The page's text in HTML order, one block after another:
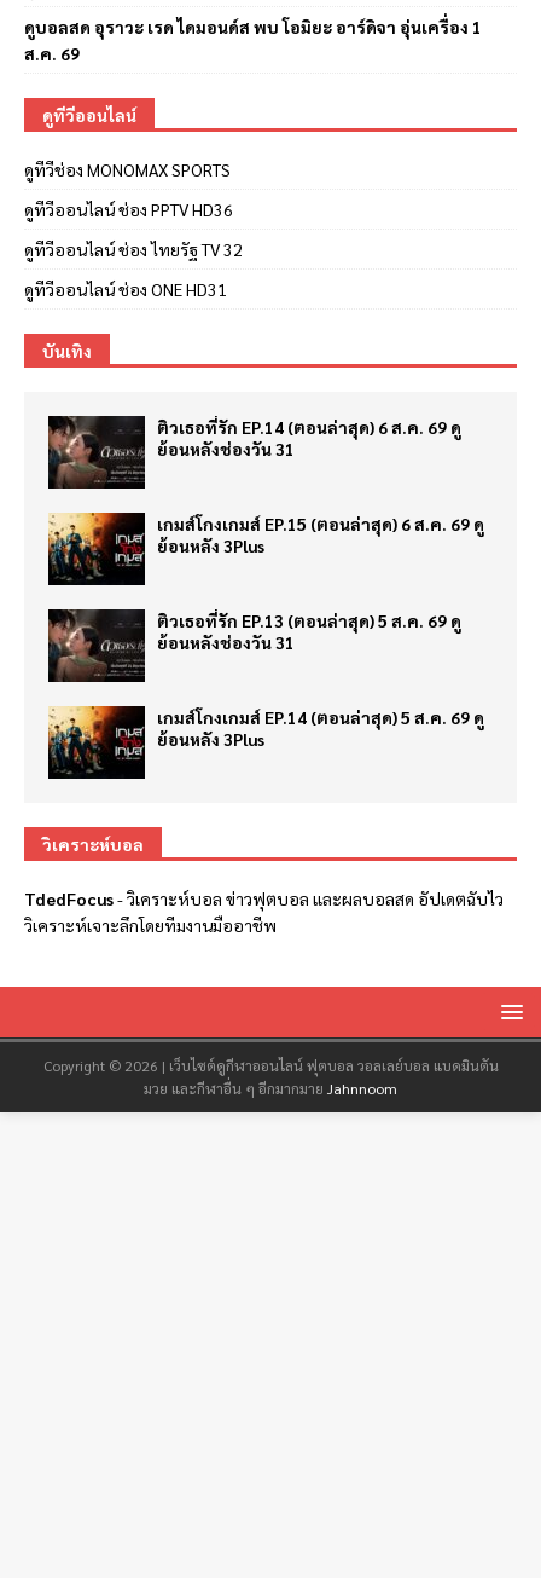
ดูบอลสด อุราวะ เรด ไดมอนด์ส พบ โอมิยะ อาร์ดิจา อุ่นเครื่อง 1
ส.ค. 69
ดูทีวีออนไลน์
ดูทีวีช่อง MONOMAX SPORTS
ดูทีวีออนไลน์ ช่อง PPTV HD36
ดูทีวีออนไลน์ ช่อง ไทยรัฐ TV 32
ดูทีวีออนไลน์ ช่อง ONE HD31
บันเทิง
ติวเธอที่รัก EP.14 (ตอนล่าสุด) 6 ส.ค. 69 ดู
ย้อนหลังช่องวัน 31
เกมส์โกงเกมส์ EP.15 (ตอนล่าสุด) 6 ส.ค. 69 ดู
ย้อนหลัง 3Plus
ติวเธอที่รัก EP.13 (ตอนล่าสุด) 5 ส.ค. 69 ดู
ย้อนหลังช่องวัน 31
เกมส์โกงเกมส์ EP.14 (ตอนล่าสุด) 5 ส.ค. 69 ดู
ย้อนหลัง 3Plus
วิเคราะห์บอล
TdedFocus-วิเคราะห์บอล ข่าวฟุตบอล และผลบอลสด อัปเดตฉับไว
วิเคราะห์เจาะลึกโดยทีมงานมืออาชีพ
Copyright © 2026 | เว็บไซต์ดูกีฬาออนไลน์ ฟุตบอล วอลเลย์บอล แบดมินตัน
มวย และกีฬาอื่น ๆ อีกมากมาย Jahnnoom